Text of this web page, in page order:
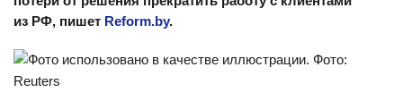
из РФ, пишет Reform.by.